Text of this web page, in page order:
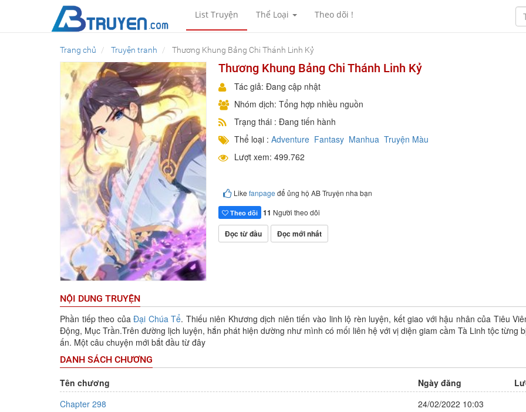
List Truyện Thể Loại Theo dõi !
Trang chủ Truyện tranh Thương Khung Bảng Chi Thánh Linh Kỷ
Thương Khung Bảng Chi Thánh Linh Kỷ
Tác giả: Đang cập nhật
Nhóm dịch: Tổng hợp nhiều nguồn
Trạng thái : Đang tiến hành
Thể loại : Adventure Fantasy Manhua Truyện Màu
Lượt xem: 499.762
Like fanpage để ủng hộ AB Truyện nha bạn
Theo dõi 11 Người theo dõi
Đọc từ đầu Đọc mới nhất
NỘI DUNG TRUYỆN
Phần tiếp theo củaĐại Chúa Tể. Thiếu niên Khương dịch niên tiến vào linh lộ rèn luyện, kết giao với hậu nhân của Tiêu
Động, Mục Trần.Trên đường lịch luyện, hắn phát hiện dường như mình có mối liên hệ với vị diện giam cầm Tà Linh tộc từng
ấn. Một câu chuyện mới bắt đầu từ đây
DANH SÁCH CHƯƠNG
Tên chương Ngày đăng
Chapter 298
24/02/2022 10:03
Tác giả: Đang cập nhật
Trạng thái: Đang tiến hành
Đánh giá:9 điêm
Update:Chapter 170.1